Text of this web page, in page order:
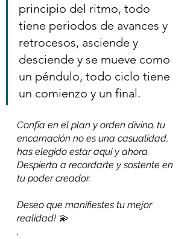
principio del ritmo, todo
tiene periodos de avances y
retrocesos, asciende y
desciende y se mueve como
un péndulo, todo ciclo tiene
un comienzo y un final.
Confía en el plan y orden divino, tu
encarnación no es una casualidad,
has elegido estar aquí y ahora.
Despierta a recordarte y sostente en
tu poder creador.
Deseo que manifiestes tu mejor
realidad! 💫
,